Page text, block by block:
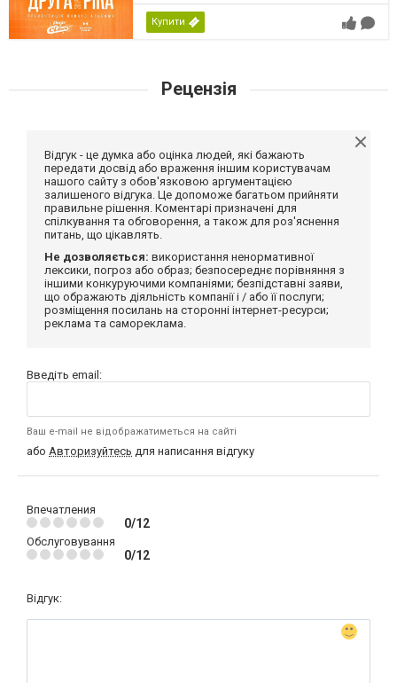
Купити
Рецензія
Відгук - це думка або оцінка людей, які бажають
передати досвід або враження іншим користувачам
нашого сайту з обов'язковою аргументацією
залишеного відгука. Це допоможе багатьом прийняти
правильне рішення. Коментарі призначені для
спілкування та обговорення, а також для роз'яснення
питань, що цікавлять.
Не дозволяється: використання ненормативної
лексики, погроз або образ; безпосереднє порівняння з
іншими конкуруючими компаніями; безпідставні заяви,
що ображають діяльність компанії і / або її послуги;
розміщення посилань на сторонні інтернет-ресурси;
реклама та самореклама.
Введіть email:
Ваш e-mail не відображатиметься на сайті
або Авторизуйтесь для написання відгуку
Впечатления
0/12
Обслуговування
0/12
Відгук: